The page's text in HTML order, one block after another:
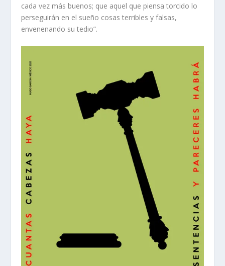
cada vez más buenos; que aquel que piensa torcido lo
perseguirán en el sueño cosas terribles y falsas,
envenenando su tedio”.